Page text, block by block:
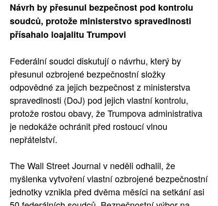
Návrh by přesunul bezpečnost pod kontrolu
soudců, protože ministerstvo spravedlnosti
přísahalo loajalitu Trumpovi
Federální soudci diskutují o návrhu, který by
přesunul ozbrojené bezpečnostní složky
odpovědné za jejich bezpečnost z ministerstva
spravedlnosti (DoJ) pod jejich vlastní kontrolu,
protože rostou obavy, že Trumpova administrativa
je nedokáže ochránit před rostoucí vlnou
nepřátelství.
The Wall Street Journal v neděli odhalil, že
myšlenka vytvoření vlastní ozbrojené bezpečnostní
jednotky vznikla před dvěma měsíci na setkání asi